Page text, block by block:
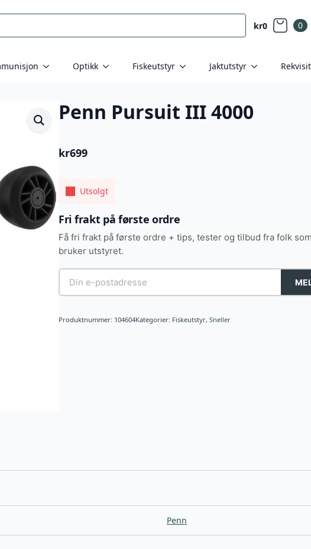
kr0 0
Optikk Fiskeutstyr Jaktutstyr
Penn Pursuit III 4000
kr699
Utsolgt
Fri frakt på første ordre
Få fri frakt på første ordre + tips, tester og tilbud fra folk
bruker utstyret.
Produktnummer: 104604Kategorier: Fiskeutstyr, Sneller
Penn